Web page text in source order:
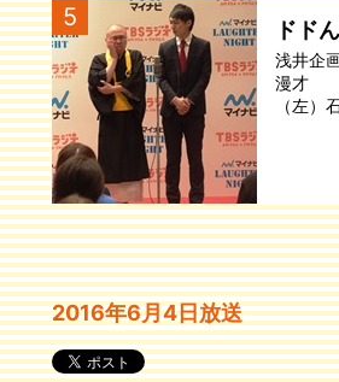
5 ドドん
浅井企
漫才
（左
2016年6月4日放送